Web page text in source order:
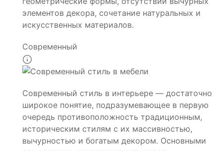
элементов декора, сочетание натуральных и
искусственных материалов.
Современный
Современный стиль в интерьере — достаточно
широкое понятие, подразумевающее в первую
очередь противоположность традиционным,
историческим стилям с их массивностью,
вычурностью и богатым декором. Основными